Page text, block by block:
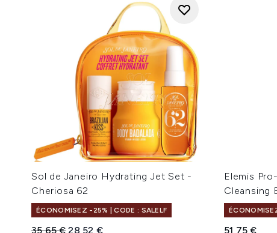
Sol de Janeiro Hydrating Jet Set -
Cheriosa 62
ÉCONOMISEZ -25% | CODE : SALELF
Prix de vente :
35,65 €Prix ​​actuel :
28,52 €
Elemis
Cleansing
51,75 €